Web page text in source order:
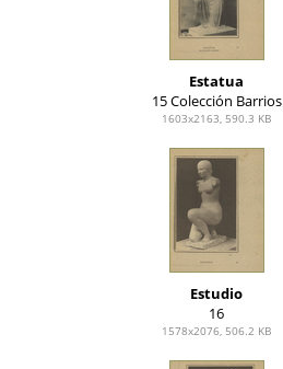
Estatua
15 Colección Barrios
1603x2163, 590.3 KB
Estudio
16
1578x2076, 506.2 KB